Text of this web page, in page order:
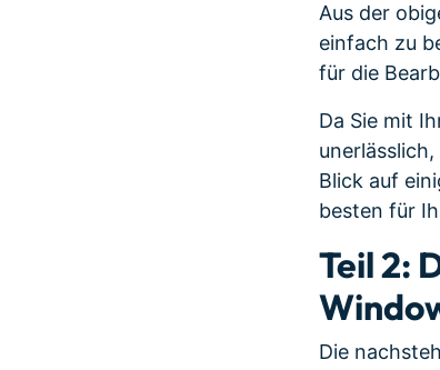
Aus der
einfach zu
für die
Da Sie mit
Blick auf
besten für
Teil 2:
Die